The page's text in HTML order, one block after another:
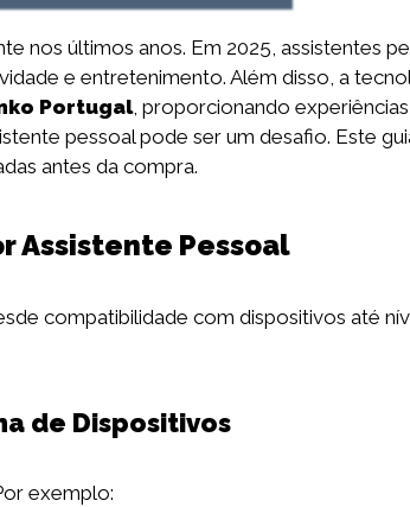
nos últimos anos. Em 2025, assistentes
e entretenimento. Além disso, a
Portugal, proporcionando experiências
pessoal pode ser um desafio. Este
antes da compra.
Assistente Pessoal
compatibilidade com dispositivos até
de Dispositivos
exemplo: